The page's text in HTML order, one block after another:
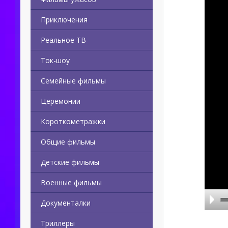
Приключения
Реальное ТВ
Ток-шоу
Семейные фильмы
Церемонии
Короткометражки
Общие фильмы
Детские фильмы
Военные фильмы
Документалки
Триллеры